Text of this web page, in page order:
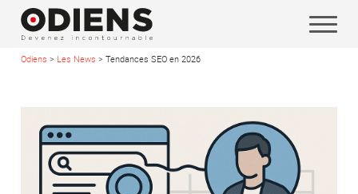
Odiens > Les News >Tendances SEO en 2026